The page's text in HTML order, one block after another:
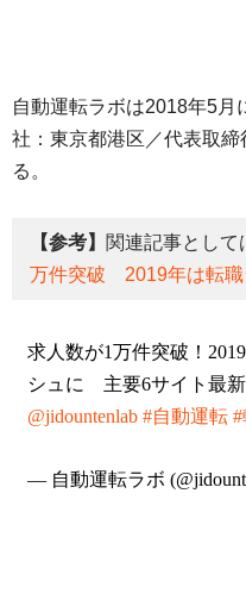
自動運転ラボは2018年5月
社：東京都港区／代表取
る。
【参考】 関連記事として
万件突破 2019年は転職
求人数が1万件突破！
シュに 主要6サイト最
@jidountenlab #自動運転
— 自動運転ラボ